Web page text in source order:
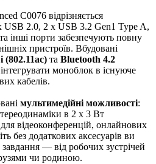
C0076 відрізняється
USB 2.0, 2 х USB 3.2 Gen1 Type A,
інші порти забезпечують повну
пристроїв. Вбудовані
(802.11ac) та Bluetooth 4.2
моноблок в існуюче
кабелів.
мультимедійні можливості:
в 2 x 3 Вт
відеоконференцій, онлайнових
без додаткових аксесуарів ви
завдання — від робочих зустрічей
чи родиною.